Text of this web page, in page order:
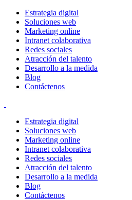
Estrategia digital
Soluciones web
Marketing online
Intranet colaborativa
Redes sociales
Atracción del talento
Desarrollo a la medida
Blog
Contáctenos
Estrategia digital
Soluciones web
Marketing online
Intranet colaborativa
Redes sociales
Atracción del talento
Desarrollo a la medida
Blog
Contáctenos